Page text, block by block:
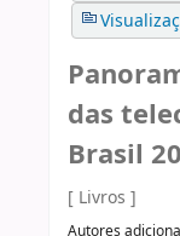
das
Brasil
[ Livros ]
Autores